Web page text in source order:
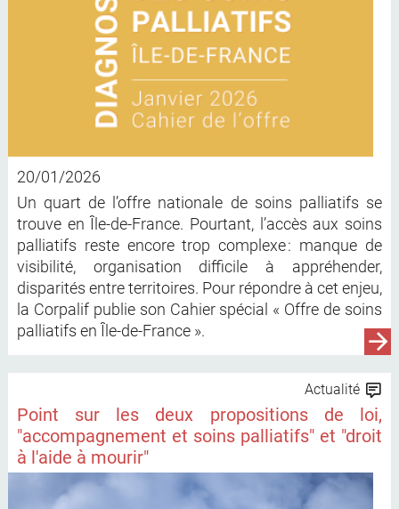
20/01/2026
Un quart de l’offre nationale de soins palliatifs se
trouve en Île-de-France. Pourtant, l’accès aux soins
palliatifs reste encore trop complexe : manque de
visibilité, organisation difficile à appréhender,
disparités entre territoires. Pour répondre à cet enjeu,
la Corpalif publie son Cahier spécial « Offre de soins
palliatifs en Île-de-France ».
Actualité
Point sur les deux propositions de loi,
"accompagnement et soins palliatifs" et "droit
à l'aide à mourir"